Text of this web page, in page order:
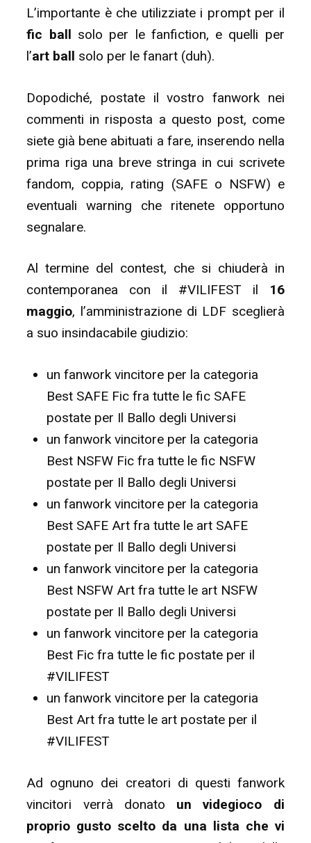
L’importante è che utilizziate i prompt per il
fic ball solo per le fanfiction, e quelli per
l’art ball solo per le fanart (duh).
Dopodiché, postate il vostro fanwork nei
commenti in risposta a questo post, come
siete già bene abituati a fare, inserendo nella
prima riga una breve stringa in cui scrivete
fandom, coppia, rating (SAFE o NSFW) e
eventuali warning che ritenete opportuno
segnalare.
Al termine del contest, che si chiuderà in
contemporanea con il #VILIFEST il
16
maggio, l’amministrazione di LDF sceglierà
a suo insindacabile giudizio:
un fanwork vincitore per la categoria
Best SAFE Fic fra tutte le fic SAFE
postate per Il Ballo degli Universi
un fanwork vincitore per la categoria
Best NSFW Fic fra tutte le fic NSFW
postate per Il Ballo degli Universi
un fanwork vincitore per la categoria
Best SAFE Art fra tutte le art SAFE
postate per Il Ballo degli Universi
un fanwork vincitore per la categoria
Best NSFW Art fra tutte le art NSFW
postate per Il Ballo degli Universi
un fanwork vincitore per la categoria
Best Fic fra tutte le fic postate per il
#VILIFEST
un fanwork vincitore per la categoria
Best Art fra tutte le art postate per il
#VILIFEST
Ad ognuno dei creatori di questi fanwork
vincitori verrà donato un videgioco di
proprio gusto scelto da una lista che vi